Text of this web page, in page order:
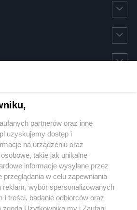
partnerów oraz inne
uzyskujemy dostęp i
na urządzeniu oraz
takie jak unikalne
informacje wysyłane przez
przeglądania w celu zapewniania
reklam, wybór spersonalizowanych
i treści, badanie odbiorców oraz
zgodą Użytkownika my i Zaufani